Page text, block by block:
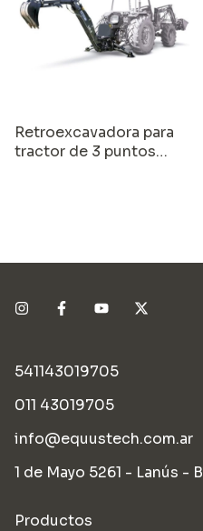
Retroexcavadora para
tractor de 3 puntos
541143019705
011 43019705
info@equustech.com.ar
1 de Mayo 5261 - Lanús -
Productos